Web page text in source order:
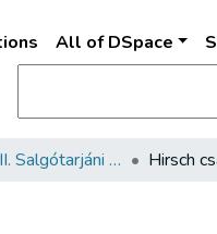
All of DSpace
Budapest VIII. Salgótarjáni úti Neológ Zsidó Temető Hirsch